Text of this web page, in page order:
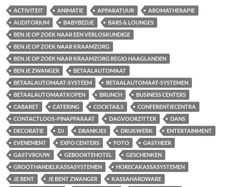
ACTIVITEIT ANIMATIE APPARATUUR
AROMATHERAPIE
AUDITORIUM
BABYBEDJE
BARS & LOUNGES
BEN JE OP ZOEK NAAR EEN VERLOSKUNDIGE
BEN JE OP ZOEK NAAR KRAAMZORG
BEN JE OP ZOEK NAAR KRAAMZORG REGIO HAAGLANDEN
BEN JE ZWANGER
BETAALAUTOMAAT
BETAALAUTOMAAT-SYSTEEM
BETAALAUTOMAAT-SYSTEMEN
BETAALAUTOMAATKOPEN
BRUNCH
BUSINESS CENTERS
CABARET
CATERING COCKTAILS
CONFERENTIECENTRA
CONTACTLOOS-PINAPPARAAT
DAGVOORZITTER
DANS
DECORATIE
DJ DRANKJES DRUKWERK
ENTERTAINMENT
EVENEMENT
EXPO CENTERS FOTO
GASTHEER
GASTVROUW
GEBOORTEHOTEL
GESCHENKEN
GROOTHANDELKASSASYSTEMEN
HORECAKASSASYSTEMEN
JE BENT
JE BENT ZWANGER
KASSAHARDWARE